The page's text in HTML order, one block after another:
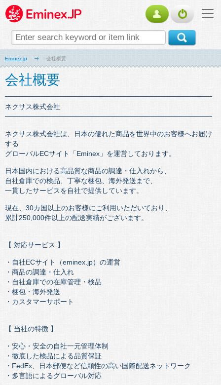
Eminex.jp 会社概要
会社概要
━━━━━━━━━━━━━━━━━━━━━━━━━━━━━━
ネクサス株式会社
━━━━━━━━━━━━━━━━━━━━━━━━━━━━━━
ネクサス株式会社は、日本の優れた商品を世界中のお客様へお届け
する
グローバルECサイト「Eminex」を運営しております。
日本国内における高品質な商品の調達・仕入れから、
自社倉庫での検品、丁寧な梱包、海外発送まで、
一貫したサービスを自社で提供しています。
現在、30カ国以上のお客様にご利用いただいており、
累計250,000件以上の配送実績がございます。
【 対応サービス 】
・自社ECサイト（eminex.jp）の運営
・商品の調達・仕入れ
・自社倉庫での在庫管理・検品
・梱包・海外発送
・カスタマーサポート
【 当社の特徴 】
・安心・安全の自社一元管理体制
・徹底した検品による品質保証
・FedEx、日本郵便など信頼性の高い国際配送ネットワーク
・多言語によるグローバル対応